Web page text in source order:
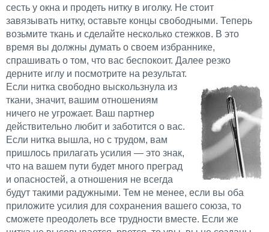
сесть у окна и продеть нитку в иголку. Не стоит
завязывать нитку, оставьте концы свободными. Теперь
возьмите ткань и сделайте несколько стежков. В это
время вы должны думать о своем избраннике,
спрашивать о том, что вас беспокоит. Далее резко
дерните иглу и посмотрите на результат.
Если нитка свободно выскользнула из
ткани, значит, вашим отношениям
ничего не угрожает. Ваш партнер
действительно любит и заботится о вас.
Если нитка вышла, но с трудом, вам
пришлось прилагать усилия — это знак,
что на вашем пути будет много преград
и опасностей, а отношения не всегда
будут такими радужными. Тем не менее, если вы оба
приложите усилия для сохранения вашего союза, то
сможете преодолеть все трудности вместе. Если же